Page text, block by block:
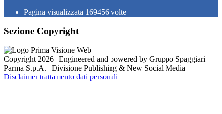
Pagina visualizzata 169456 volte
Sezione Copyright
Copyright 2026 | Engineered and powered by Gruppo Spaggiari
Parma S.p.A. | Divisione Publishing & New Social Media
Disclaimer trattamento dati personali